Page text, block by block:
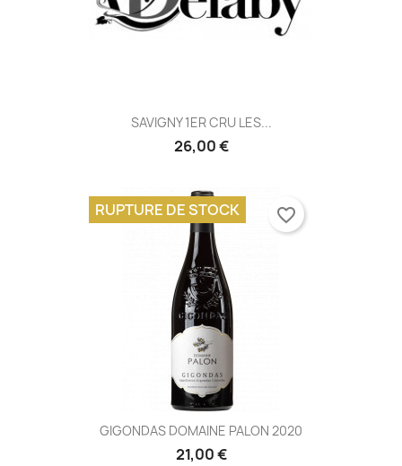
SAVIGNY 1ER CRU LES...
26,00 €
GIGONDAS DOMAINE PALON 2020
21,00 €
RUPTURE DE STOCK favorite_border